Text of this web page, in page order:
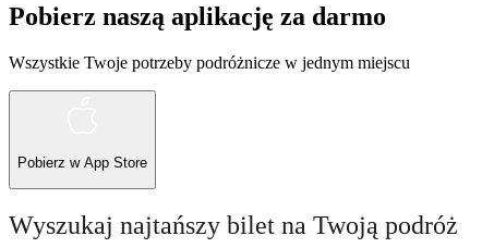
Pobierz naszą aplikację za darmo
Wszystkie Twoje potrzeby podróżnicze w jednym miejscu
Pobierz w App Store
Wyszukaj najtańszy bilet na Twoją podróż